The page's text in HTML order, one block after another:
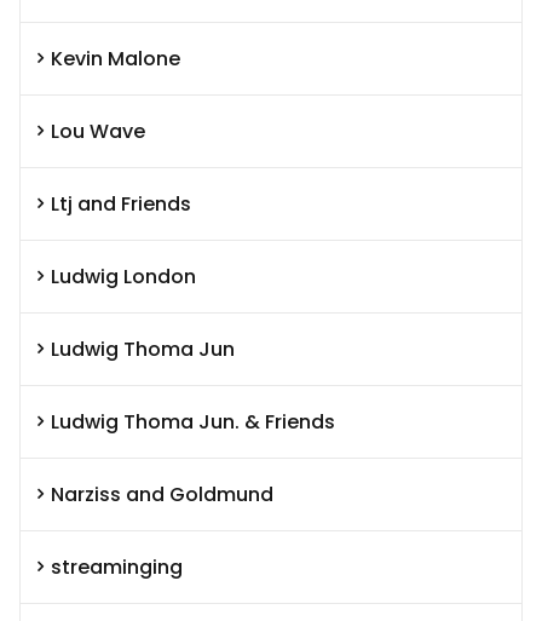
Kevin Malone
Lou Wave
Ltj and Friends
Ludwig London
Ludwig Thoma Jun
Ludwig Thoma Jun. & Friends
Narziss and Goldmund
streaminging